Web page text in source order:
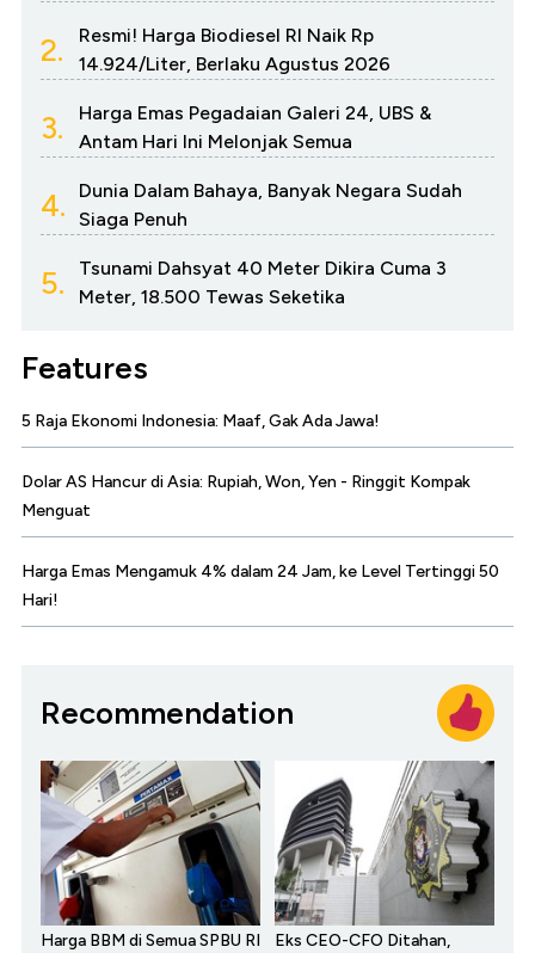
2.
Resmi! Harga Biodiesel RI Naik Rp
14.924/Liter, Berlaku Agustus 2026
3.
Harga Emas Pegadaian Galeri 24, UBS &
Antam Hari Ini Melonjak Semua
4.
Dunia Dalam Bahaya, Banyak Negara Sudah
Siaga Penuh
5.
Tsunami Dahsyat 40 Meter Dikira Cuma 3
Meter, 18.500 Tewas Seketika
Features
5 Raja Ekonomi Indonesia: Maaf, Gak Ada Jawa!
Dolar AS Hancur di Asia: Rupiah, Won, Yen - Ringgit Kompak
Menguat
Harga Emas Mengamuk 4% dalam 24 Jam, ke Level Tertinggi 50
Hari!
Recommendation
Harga BBM di Semua SPBU RI
Eks CEO-CFO Ditahan,